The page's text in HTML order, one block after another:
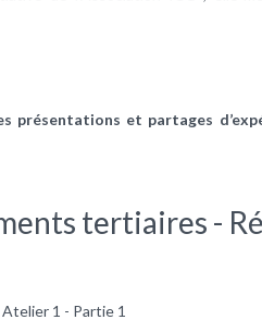
présentations et partages
tertiaires -
1 - Partie 1